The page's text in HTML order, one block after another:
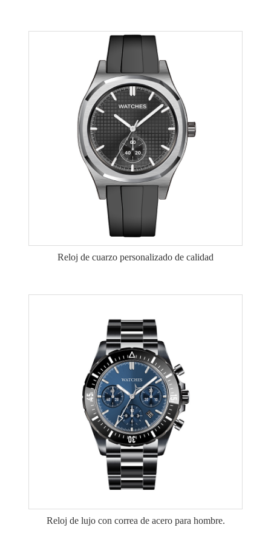
Reloj de cuarzo personalizado de calidad
Reloj de lujo con correa de acero para hombre.